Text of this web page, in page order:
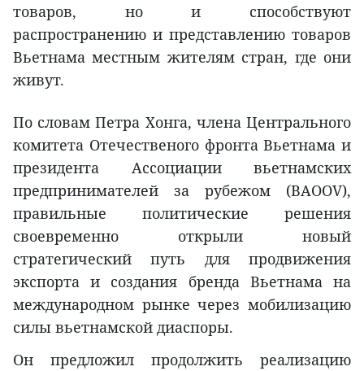
товаров, но и способствуют
распространению и представлению товаров
Вьетнама местным жителям стран, где они
живут.
По словам Петра Хонга, члена Центрального
комитета Отечественого фронта Вьетнама и
президента Ассоциации вьетнамских
предпринимателей за рубежом (BAOOV),
правильные политические решения
своевременно открыли новый
стратегический путь для продвижения
экспорта и создания бренда Вьетнама на
международном рынке через мобилизацию
силы вьетнамской диаспоры.
Он предложил продолжить реализацию